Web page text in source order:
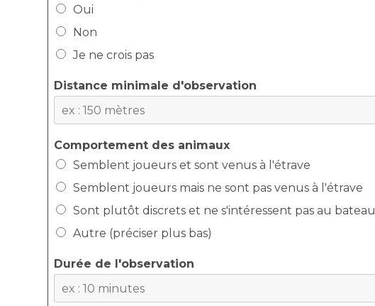
Oui
Non
Je ne crois pas
Distance minimale d'observation
Comportement des animaux
Semblent joueurs et sont venus à l'étrave
Semblent joueurs mais ne sont pas venus à l'étrave
Sont plutôt discrets et ne s'intéressent pas au bateau
Autre (préciser plus bas)
Durée de l'observation